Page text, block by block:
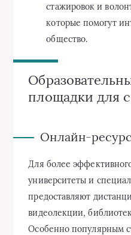
стажировок и
которые помогут
общество.
площадки для
Онлайн-
Для более
университеты и
предоставляют
видеолекции,
Особенно популярным